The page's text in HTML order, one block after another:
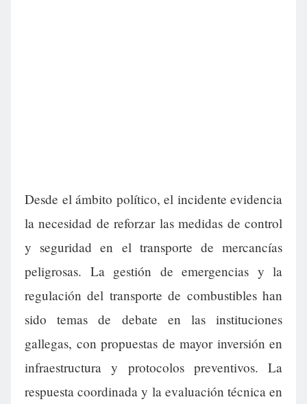
Desde el ámbito político, el incidente evidencia
la necesidad de reforzar las medidas de control
y seguridad en el transporte de mercancías
peligrosas. La gestión de emergencias y la
regulación del transporte de combustibles han
sido temas de debate en las instituciones
gallegas, con propuestas de mayor inversión en
infraestructura y protocolos preventivos. La
respuesta coordinada y la evaluación técnica en